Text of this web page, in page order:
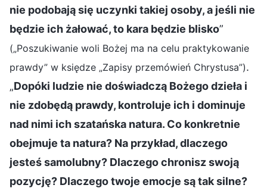
nie podobają się uczynki takiej osoby, a jeśli nie
będzie ich żałować, to kara będzie blisko”
(„Poszukiwanie woli Bożej ma na celu praktykowanie
prawdy” w księdze „Zapisy przemówień Chrystusa”).
„Dopóki ludzie nie doświadczą Bożego dzieła i
nie zdobędą prawdy, kontroluje ich i dominuje
nad nimi ich szatańska natura. Co konkretnie
obejmuje ta natura? Na przykład, dlaczego
jesteś samolubny? Dlaczego chronisz swoją
pozycję? Dlaczego twoje emocje są tak silne?